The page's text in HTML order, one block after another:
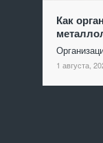
Как
1 августа,